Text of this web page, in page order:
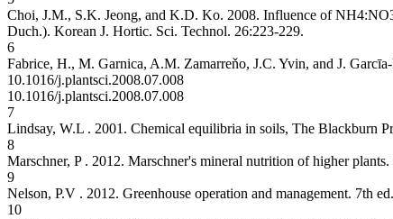
Choi, J.M., S.K. Jeong, and K.D. Ko. 2008. Influence of
Duch.). Korean J. Hortic. Sci. Technol. 26:223-229.
6
Fabrice, H., M. Garnica, A.M. Zamarreňo, J.C. Yvin, and J.
10.1016/j.plantsci.2008.07.008
10.1016/j.plantsci.2008.07.008
7
Lindsay, W.L . 2001. Chemical equilibria in soils, The Blackburn
8
Marschner, P . 2012. Marschner's mineral nutrition of higher
9
Nelson, P.V . 2012. Greenhouse operation and management. 7th
10